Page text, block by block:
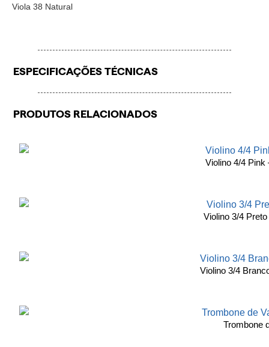
Viola 38 Natural
ESPECIFICAÇÕES TÉCNICAS
PRODUTOS RELACIONADOS
Violino 4/4 Pink
Violino 3/4
Violino 3/4
Trombone